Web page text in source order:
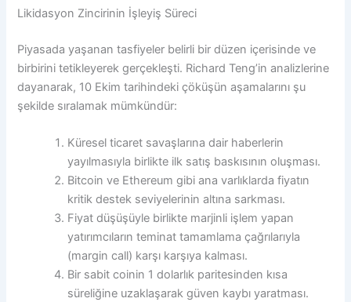
Likidasyon Zincirinin İşleyiş Süreci
Piyasada yaşanan tasfiyeler belirli bir düzen içerisinde ve
birbirini tetikleyerek gerçekleşti. Richard Teng’in analizlerine
dayanarak, 10 Ekim tarihindeki çöküşün aşamalarını şu
şekilde sıralamak mümkündür:
Küresel ticaret savaşlarına dair haberlerin
yayılmasıyla birlikte ilk satış baskısının oluşması.
Bitcoin ve Ethereum gibi ana varlıklarda fiyatın
kritik destek seviyelerinin altına sarkması.
Fiyat düşüşüyle birlikte marjinli işlem yapan
yatırımcıların teminat tamamlama çağrılarıyla
(margin call) karşı karşıya kalması.
Bir sabit coinin 1 dolarlık paritesinden kısa
süreliğine uzaklaşarak güven kaybı yaratması.